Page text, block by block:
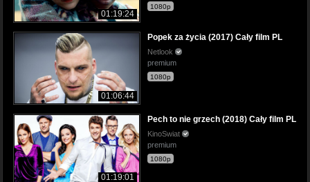
01:19:24
1080p
01:06:44
Popek za życia (2017) Cały film PL
Netlook
premium
1080p
01:19:01
Pech to nie grzech (2018) Cały film PL
KinoSwiat
premium
1080p